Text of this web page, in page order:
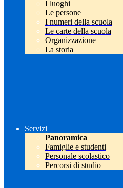
I luoghi
Le persone
I numeri della scuola
Le carte della scuola
Organizzazione
La storia
Servizi
Panoramica
Famiglie e studenti
Personale scolastico
Percorsi di studio